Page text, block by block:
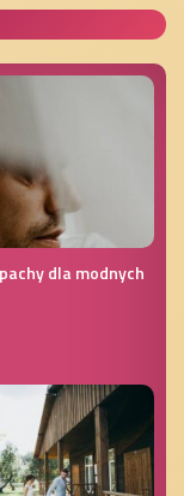
dla modnych